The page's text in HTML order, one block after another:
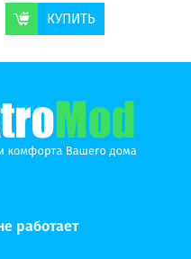
КУПИТЬ
работает